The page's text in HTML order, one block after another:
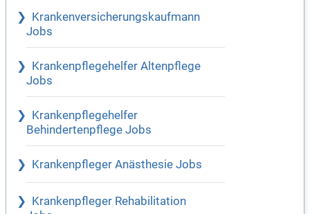
Krankenversicherungskaufmann
Jobs
Krankenpflegehelfer Altenpflege
Jobs
Krankenpflegehelfer
Behindertenpflege Jobs
Krankenpfleger Anästhesie Jobs
Krankenpfleger Rehabilitation